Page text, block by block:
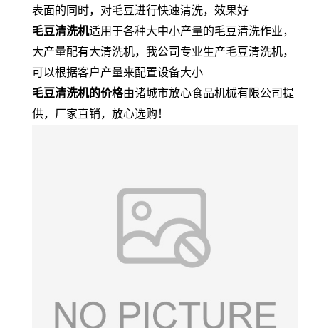
表面的同时，对毛豆进行快速清洗，效果好
毛豆清洗机适用于各种大中小产量的毛豆清洗作业，
大产量配有大清洗机，我公司专业生产毛豆清洗机，
可以根据客户产量来配置设备大小
毛豆清洗机的价格由诸城市放心食品机械有限公司提
供，厂家直销，放心选购！